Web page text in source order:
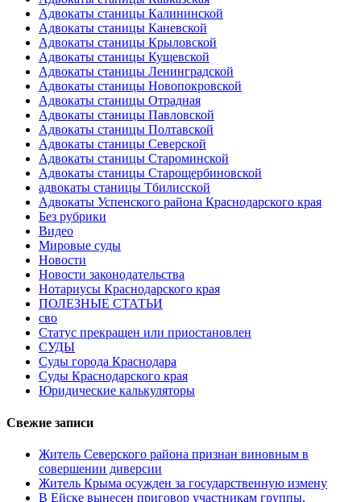
Адвокаты станицы Калининской
Адвокаты станицы Каневской
Адвокаты станицы Крыловской
Адвокаты станицы Кущевской
Адвокаты станицы Ленинградской
Адвокаты станицы Новопокровской
Адвокаты станицы Отрадная
Адвокаты станицы Павловской
Адвокаты станицы Полтавской
Адвокаты станицы Северской
Адвокаты станицы Староминской
Адвокаты станицы Старощербиновской
адвокаты станицы Тбилисской
Адвокаты Успенского района Краснодарского края
Без рубрики
Видео
Мировые суды
Новости
Новости законодательства
Нотариусы Краснодарского края
ПОЛЕЗНЫЕ СТАТЬИ
сво
Статус прекращен или приостановлен
СУДЫ
Суды города Краснодара
Суды Краснодарского края
Юридические калькуляторы
Свежие записи
Житель Северского района признан виновным в
совершении диверсии
Житель Крыма осужден за государственную измену
В Ейске вынесен приговор участникам группы,